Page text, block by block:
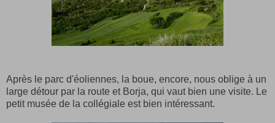
Après le parc d'éoliennes, la boue, encore, nous oblige à un
large détour par la route et Borja, qui vaut bien une visite. Le
petit musée de la collégiale est bien intéressant.